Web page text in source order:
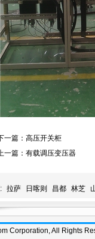
一篇： 高压开关柜
一篇： 有载调压变压器
拉萨 日喀则 昌都 林芝
Corporation, All Rights